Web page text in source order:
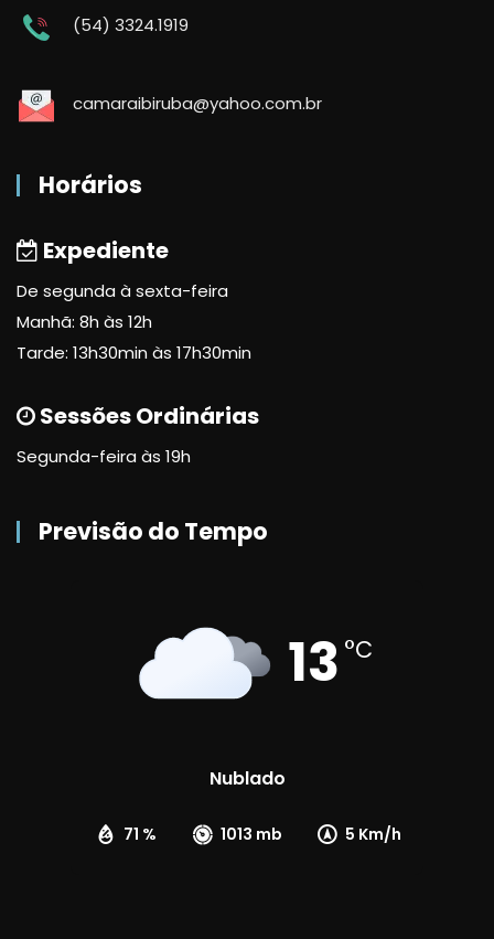
(54) 3324.1919
camaraibiruba@yahoo.com.br
Horários
Expediente
De segunda à sexta-feira
Manhã: 8h às 12h
Tarde: 13h30min às 17h30min
Sessões Ordinárias
Segunda-feira às 19h
Previsão do Tempo
13 °C
Nublado
71 % 1013 mb 5 Km/h